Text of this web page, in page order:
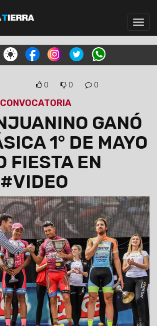
0 0 0
GANÓ
1° DE MAYO
FIESTA EN